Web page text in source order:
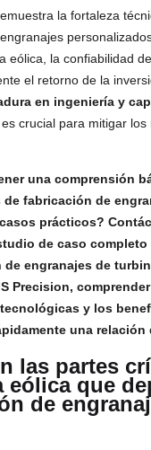
la fortaleza
eólica, la confiabilidad
el retorno de la
en ingeniería y
es crucial para mitigar los
una comprensión
de fabricación de
prácticos?
de caso completo
de engranajes de
Precision,
y los
una relación
las partes
eólica que
de